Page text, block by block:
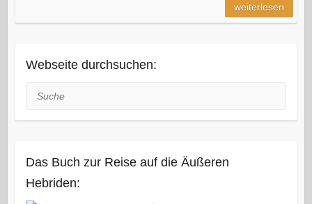
weiterlesen
Webseite durchsuchen:
Suche
Das Buch zur Reise auf die Äußeren
Hebriden: